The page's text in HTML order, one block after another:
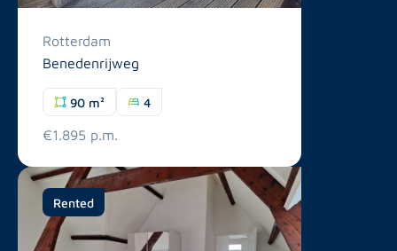
Rotterdam
Benedenrijweg
90 m² 4
€1.895 p.m.
Rented